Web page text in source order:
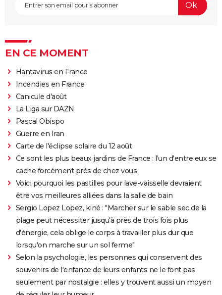
EN CE MOMENT
Hantavirus en France
Incendies en France
Canicule d'août
La Liga sur DAZN
Pascal Obispo
Guerre en Iran
Carte de l'éclipse solaire du 12 août
Ce sont les plus beaux jardins de France : l'un d'entre eux se
cache forcément près de chez vous
Voici pourquoi les pastilles pour lave-vaisselle devraient
être vos meilleures alliées dans la salle de bain
Sergio Lopez Lopez, kiné : "Marcher sur le sable sec de la
plage peut nécessiter jusqu'à près de trois fois plus
d'énergie, cela oblige le corps à travailler plus dur que
lorsqu'on marche sur un sol ferme"
Selon la psychologie, les personnes qui conservent des
souvenirs de l'enfance de leurs enfants ne le font pas
seulement par nostalgie : elles y trouvent aussi un moyen